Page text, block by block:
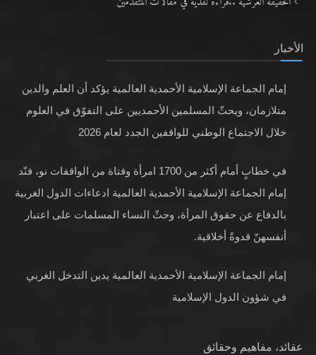
الأخبار
إمام الجماعة الإسلامية الأحمدية العالمية يؤكد أن العلم والدين
متلازمان، ويحثّ المسلمين الأحمديين على التفوّق في العلوم
خلال الاجتماع الوطني للواقفين الجدد لعام 2026
في خطابٍ أمام أكثر من 1700 امرأة وفتاة من الواقفات نو، فنّد
إمام الجماعة الإسلامية الأحمدية العالمية ادعاءات الدول الغربية
بالدفاع عن حقوق المرأة، وحثّ النساء المسلمات على اعتبار
أنفسهنّ قدوةً أخلاقية.
إمام الجماعة الإسلامية الأحمدية العالمية يدين التدخل الغربي
في شؤون الدول الإسلامية
عقائد، مفاهيم وحقائق